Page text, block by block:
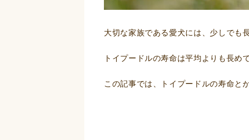
大切な家族である愛犬には、少しでも
トイプードルの寿命は平均よりも長め
この記事では、トイプードルの寿命と